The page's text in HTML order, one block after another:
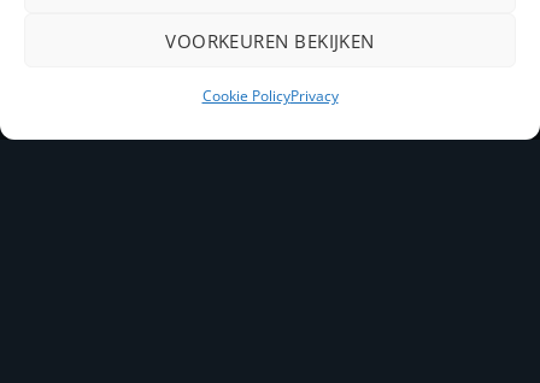
VOORKEUREN BEKIJKEN
Cookie PolicyPrivacy
PayPal IDeal
Bancontact
Joomlapartner Internetbureau